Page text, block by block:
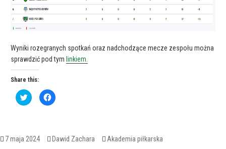
Wyniki rozegranych spotkań oraz nadchodzące mecze zespołu można
sprawdzić pod tymlinkiem.
Share this:
C
l
s
h
C
l
s
h
Opublikowano
7 maja 2024 Autor
Dawid Zachara Kategorie
Akademia piłkarska